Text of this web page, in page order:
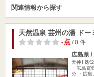
関連情報から探す
天然温泉 芸州の湯 ドー
-点/ 0 件
広島県 /
天神川駅
・広島電
分 ・広島